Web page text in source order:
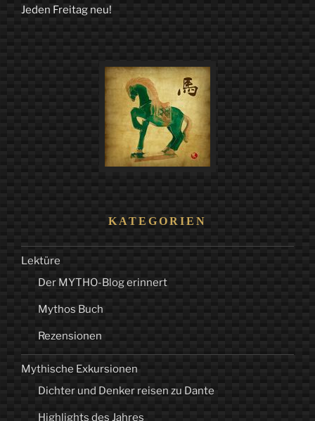
bei
Jeden Freitag neu!
KATEGORIEN
Lektüre
Der MYTHO-Blog erinnert
Mythos Buch
Rezensionen
Mythische Exkursionen
Dichter und Denker reisen zu Dante
Highlights des Jahres